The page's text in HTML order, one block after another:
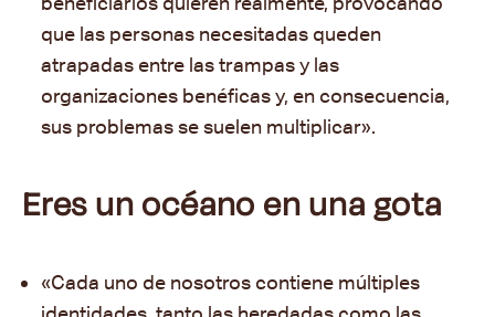
que las personas necesitadas queden
atrapadas entre las trampas y las
organizaciones benéficas y, en consecuencia,
sus problemas se suelen multiplicar».
Eres un océano en una gota
«Cada uno de nosotros contiene múltiples